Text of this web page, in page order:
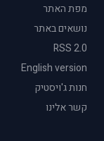
מפת האתר
נושאים באתר
RSS 2.0
English version
חנות ג'ויסטיק
קשר אלינו